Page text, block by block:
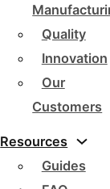
Quality
Innovation
Our
Customers
Resources
Guides